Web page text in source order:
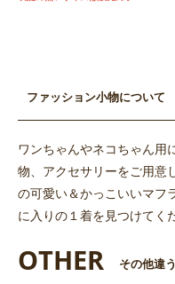
ファッション小物について
ワンちゃんやネコちゃん用
物、アクセサリーをご用意
の可愛い＆かっこいいマフ
に入りの１着を見つけてく
OTHER その他違